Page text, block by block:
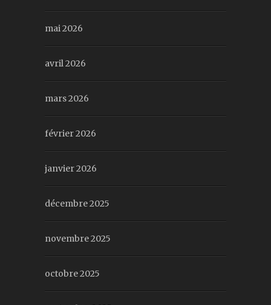
mai 2026
avril 2026
mars 2026
février 2026
janvier 2026
décembre 2025
novembre 2025
octobre 2025